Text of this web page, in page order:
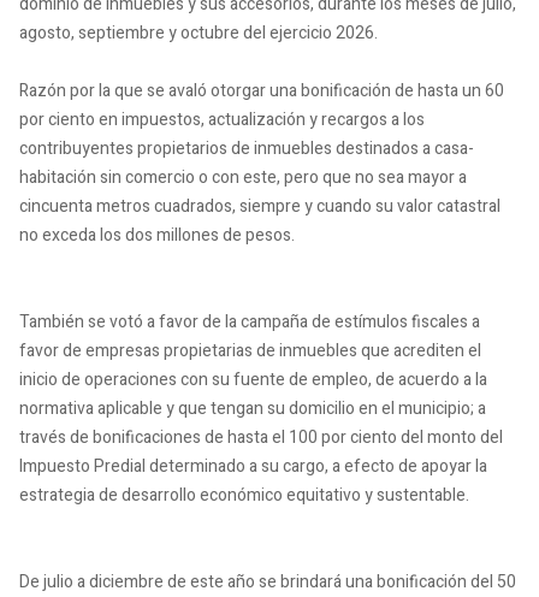
agosto, septiembre y octubre del ejercicio 2026.
Razón por la que se avaló otorgar una bonificación de hasta un 60
por ciento en impuestos, actualización y recargos a los
contribuyentes propietarios de inmuebles destinados a casa-
habitación sin comercio o con este, pero que no sea mayor a
cincuenta metros cuadrados, siempre y cuando su valor catastral
no exceda los dos millones de pesos.
También se votó a favor de la campaña de estímulos fiscales a
favor de empresas propietarias de inmuebles que acrediten el
inicio de operaciones con su fuente de empleo, de acuerdo a la
normativa aplicable y que tengan su domicilio en el municipio; a
través de bonificaciones de hasta el 100 por ciento del monto del
Impuesto Predial determinado a su cargo, a efecto de apoyar la
estrategia de desarrollo económico equitativo y sustentable.
De julio a diciembre de este año se brindará una bonificación del 50